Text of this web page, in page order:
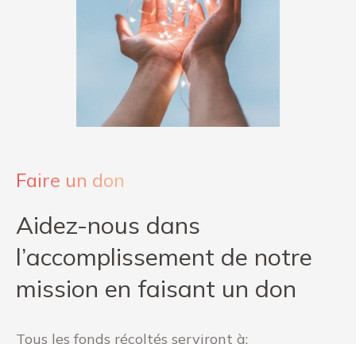
Faire un don
Aidez-nous dans
l’accomplissement de notre
mission en faisant un don
Tous les fonds récoltés serviront à: